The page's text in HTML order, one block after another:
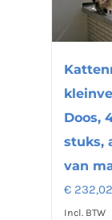
Doos,
stuks,
van
€
Incl. BTW